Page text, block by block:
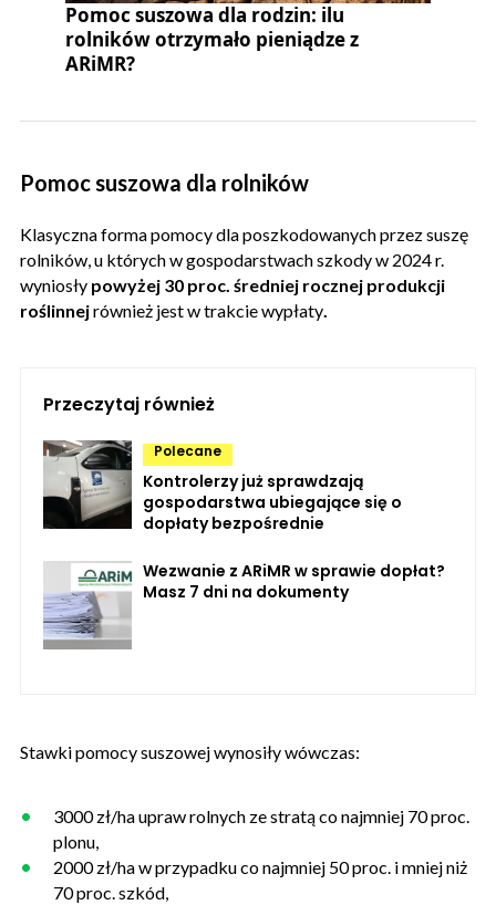
Pomoc suszowa dla rodzin: ilu
rolników otrzymało pieniądze z
ARiMR?
Pomoc suszowa dla rolników
Klasyczna forma pomocy dla poszkodowanych przez suszę
rolników, u których w gospodarstwach szkody w 2024 r.
wyniosły powyżej 30 proc. średniej rocznej produkcji
roślinnejrównież jest w trakcie wypłaty
Przeczytaj również
Polecane
Kontrolerzy już sprawdzają
gospodarstwa ubiegające się o
dopłaty bezpośrednie
Wezwanie z ARiMR w sprawie dopłat?
Masz 7 dni na dokumenty
Stawki pomocy suszowej wynosiły wówczas:
3000 zł/ha upraw rolnych ze stratą co najmniej 70 proc.
plonu,
2000 zł/ha w przypadku co najmniej 50 proc. i mniej niż
70 proc. szkód,